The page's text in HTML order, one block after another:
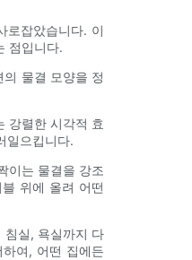
로잡았습니다. 이
점입니다.
물결 모양을 정
강렬한 시각적 효
일으킵니다.
이는 물결을 강조
위에 올려 어떤
침실, 욕실까지 다
여, 어떤 집에든